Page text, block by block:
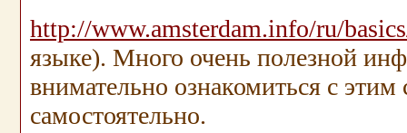
http://www.amsterdam.info/ru/
языке). Много очень полезной
внимательно ознакомиться с
самостоятельно.